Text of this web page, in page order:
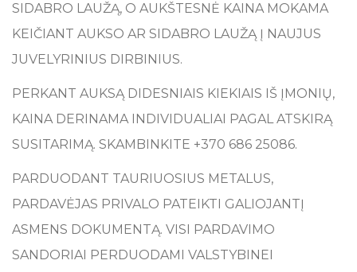
SIDABRO LAUŽĄ, O AUKŠTESNĖ KAINA MOKAMA
KEIČIANT AUKSO AR SIDABRO LAUŽĄ Į NAUJUS
JUVELYRINIUS DIRBINIUS.
PERKANT AUKSĄ DIDESNIAIS KIEKIAIS IŠ ĮMONIŲ,
KAINA DERINAMA INDIVIDUALIAI PAGAL ATSKIRĄ
SUSITARIMĄ. SKAMBINKITE +370 686 25086.
PARDUODANT TAURIUOSIUS METALUS,
PARDAVĖJAS PRIVALO PATEIKTI GALIOJANTĮ
ASMENS DOKUMENTĄ. VISI PARDAVIMO
SANDORIAI PERDUODAMI VALSTYBINEI